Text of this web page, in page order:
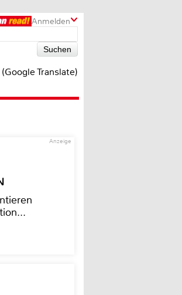
Anmelden
Translate)
Anzeige